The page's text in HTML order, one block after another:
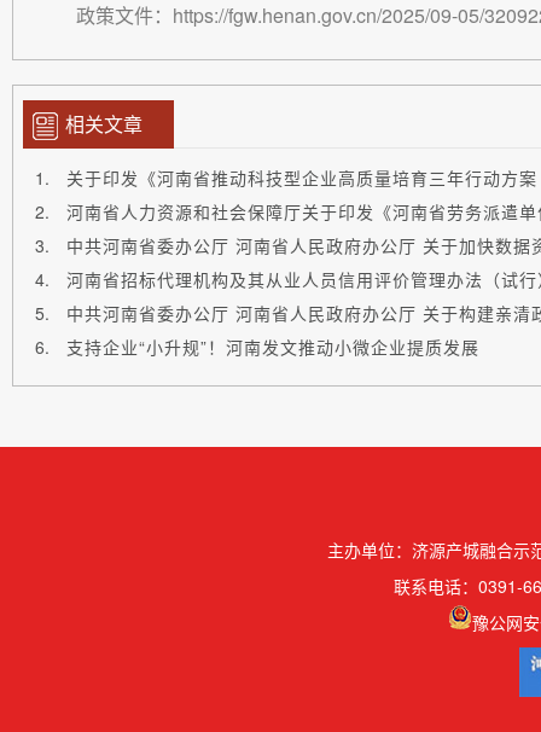
政策文件：https://fgw.henan.gov.cn/2025/09-05/
相关文章
中共河南省委办公厅 河南省人民政府办公厅 关于加快数据
河南省招标代理机构及其从业人员信用评价管理办法（试
支持企业“小升规”！河南发文推动小微企业提质发展
主办单位：济源产城融合示
联系电话：0391-
豫公网